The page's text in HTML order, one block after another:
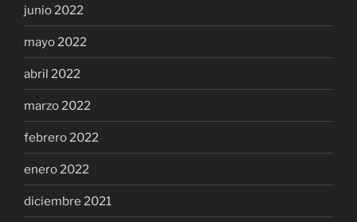
junio 2022
mayo 2022
abril 2022
marzo 2022
febrero 2022
enero 2022
diciembre 2021